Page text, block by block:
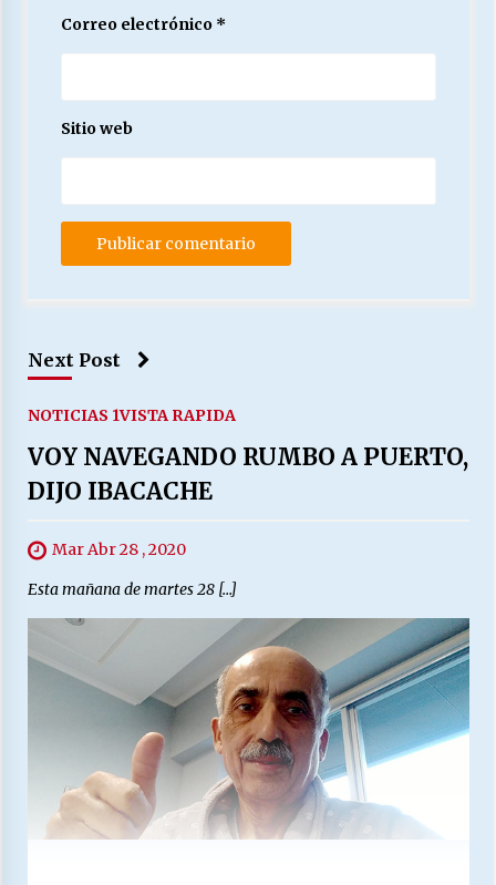
Correo electrónico *
Sitio web
Next Post
NOTICIAS 1VISTA RAPIDA
VOY NAVEGANDO RUMBO A PUERTO,
DIJO IBACACHE
Mar Abr 28 , 2020
Esta mañana de martes 28 […]